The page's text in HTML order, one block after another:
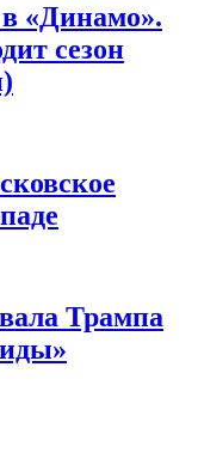
«Динамо».
сезон
Трампа